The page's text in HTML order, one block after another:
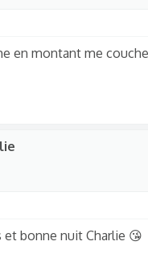
en montant me
bonne nuit Charlie 😘